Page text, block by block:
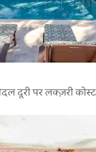
दूरी पर लक्ज़री